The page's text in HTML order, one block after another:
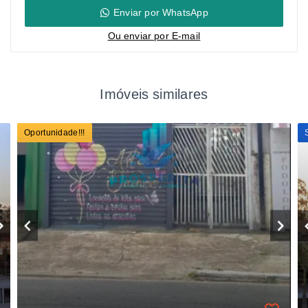
Enviar por WhatsApp
Ou enviar por E-mail
Imóveis similares
Oportunidade!!!